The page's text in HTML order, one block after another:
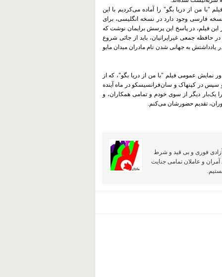
"با من از دريا بگو" را آماده مى‌كرديم با اين
فارسى وجود دارد در نسخه انگليسى، براى
اين فيلم، در پاسخ اين پرسش برايمان نوشت که
حافظه جمعى غيرايرانيان، بايد از جائى شروع
از همين فيلم كه موضوعش كشتار ٦٧ است. او در یادداشتش به جهانی شدن نام مادران میدان مایو
نمایش عمومی فیلم "با من از دریا بگو"، که از
سپس در کپنهاک و سان‌فرانسیسکو در ماه آینده
یک‌بار دیگر از سوی خودم و تمامی همکاران، و
تقدیم حضورشان می‌کنم.
آزادی فوری و بی قید و شرط
و عاملان تمامی جنایت